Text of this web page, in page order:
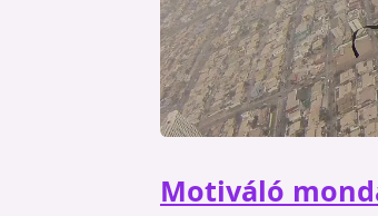
Motiváló